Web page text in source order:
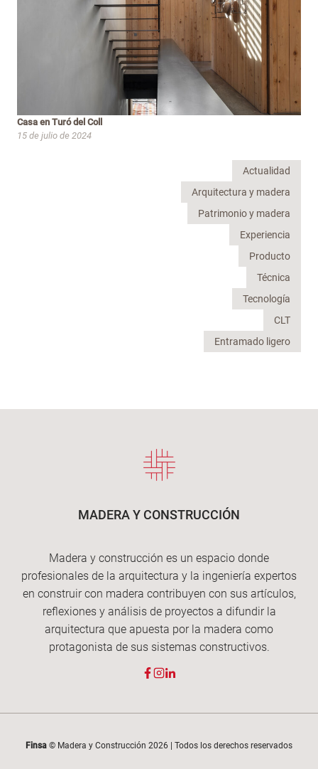
Casa en Turó del Coll
15 de julio de 2024
Actualidad
Arquitectura y madera
Patrimonio y madera
Experiencia
Producto
Técnica
Tecnología
CLT
Entramado ligero
MADERA Y CONSTRUCCIÓN
Madera y construcción es un espacio donde
profesionales de la arquitectura y la ingeniería expertos
en construir con madera contribuyen con sus artículos,
reflexiones y análisis de proyectos a difundir la
arquitectura que apuesta por la madera como
protagonista de sus sistemas constructivos.
Finsa © Madera y Construcción 2026 | Todos los derechos reservados